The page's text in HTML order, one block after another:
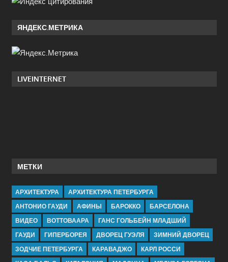
ЯНДЕКС.МЕТРИКА
LIVEINTERNET
МЕТКИ
АРХИТЕКТУРА
АРХИТЕКТУРА ПЕТЕРБУРГА
АНТОНИО ГАУДИ
АФИНЫ БАРОККО
БАРСЕЛОНА
ВИДЕО
ВОТТОВААРА
ГАНС ГОЛЬБЕЙН МЛАДШИЙ
ГАУДИ
ГИПЕРБОРЕЯ ДВОРЕЦ ГУЭЛЯ
ЗИМНИЙ ДВОРЕЦ
ЗОДЧИЕ ПЕТЕРБУРГА
КАРАВАДЖО
КАРЛ РОССИ